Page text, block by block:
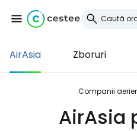
AirAsia Zboruri
Companii
AirAsia
Cestee
... comunitatea